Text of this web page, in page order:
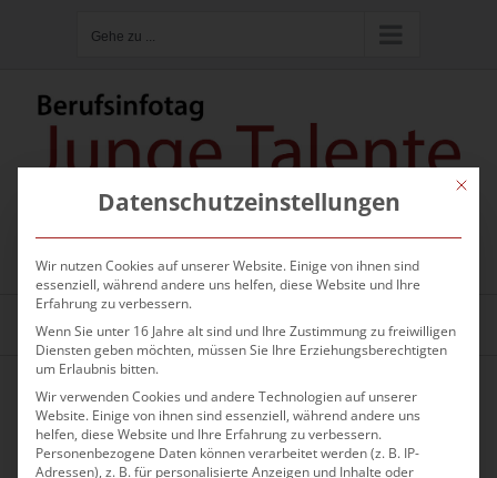
Gehe zu ...
Hier kannst du nach Firmen oder
Ausbildungsberufen suchen
Gehe zu ...
Mit
Datenschutzeinstellungen
Wir nutzen Cookies auf unserer Website. Einige von ihnen sind
essenziell, während andere uns helfen, diese Website und Ihre
Erfahrung zu verbessern.
Wenn Sie unter 16 Jahre alt sind und Ihre Zustimmung zu freiwilligen
Diensten geben möchten, müssen Sie Ihre Erziehungsberechtigten
um Erlaubnis bitten.
Wir verwenden Cookies und andere Technologien auf unserer
Website. Einige von ihnen sind essenziell, während andere uns
helfen, diese Website und Ihre Erfahrung zu verbessern.
Personenbezogene Daten können verarbeitet werden (z. B. IP-
Adressen), z. B. für personalisierte Anzeigen und Inhalte oder